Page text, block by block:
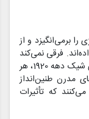
برمی‌انگیزد و از
فرقی نمی‌کند
توری رمانتیک دوران ویکتوریایی باشد یا لباس‌های شیک دهه 1920، هر
مدرن طنین‌انداز
که تأثیرات